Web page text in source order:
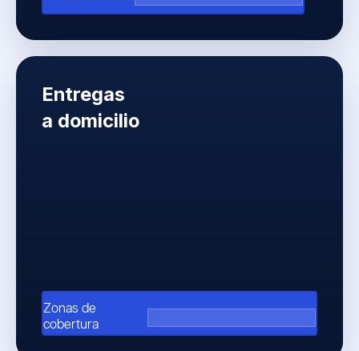
Entregas
a domicilio
Zonas de
cobertura